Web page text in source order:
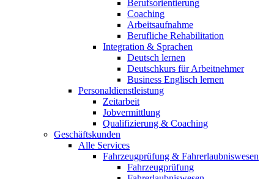
Berufsorientierung
Coaching
Arbeitsaufnahme
Berufliche Rehabilitation
Integration & Sprachen
Deutsch lernen
Deutschkurs für Arbeitnehmer
Business Englisch lernen
Personaldienstleistung
Zeitarbeit
Jobvermittlung
Qualifizierung & Coaching
Geschäftskunden
Alle Services
Fahrzeugprüfung & Fahrerlaubniswesen
Fahrzeugprüfung